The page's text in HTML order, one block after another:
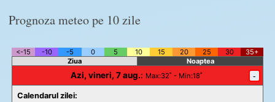
Prognoza meteo pe 10 zile
<-15 -10 -5 0 5 10 15 20 25 30
35+
Ziua
Noaptea
Azi, vineri, 7 aug.: Max:32˚ - Min:18˚ -
Calendarul zilei: